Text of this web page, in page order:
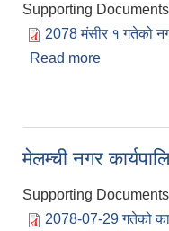
Supporting
2078 मंसीर १ गतेको
Read more
मेलम्ची नगर
Supporting
2078-07-29 गतेको